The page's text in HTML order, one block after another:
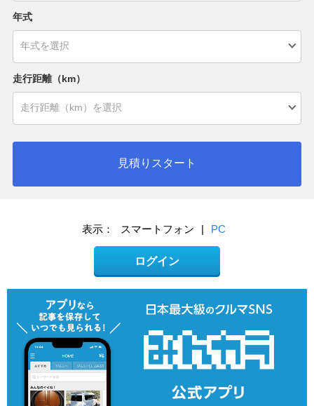
年式
走行距離（km）
見積りスタート
表示： スマートフォン | PC
ログイン